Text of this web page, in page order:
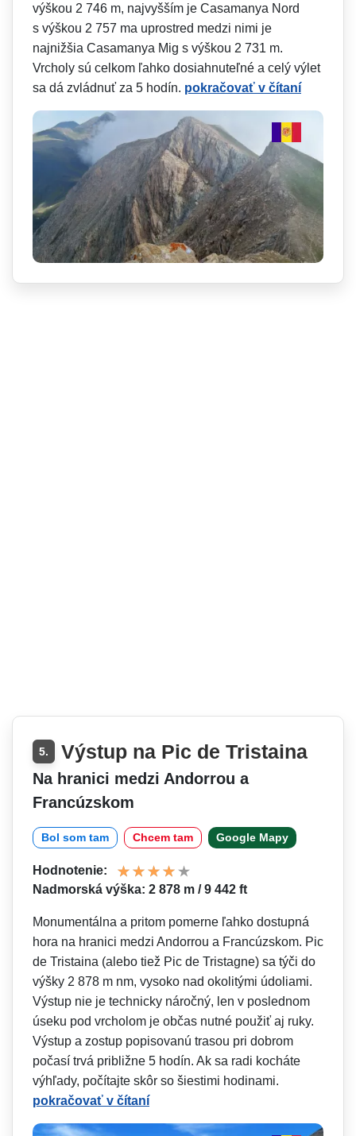
výškou 2 746 m, najvyšším je Casamanya Nord
s výškou 2 757 ma uprostred medzi nimi je
najnižšia Casamanya Mig s výškou 2 731 m.
Vrcholy sú celkom ľahko dosiahnuteľné a celý výlet
sa dá zvládnuť za 5 hodín. pokračovať v čítaní
5. Výstup na Pic de Tristaina
Na hranici medzi Andorrou a
Francúzskom
Bol som tam Chcem tam Google Mapy
Hodnotenie:
Nadmorská výška: 2 878 m / 9 442 ft
Monumentálna a pritom pomerne ľahko dostupná
hora na hranici medzi Andorrou a Francúzskom. Pic
de Tristaina (alebo tiež Pic de Tristagne) sa týči do
výšky 2 878 m nm, vysoko nad okolitými údoliami.
Výstup nie je technicky náročný, len v poslednom
úseku pod vrcholom je občas nutné použiť aj ruky.
Výstup a zostup popisovanú trasou pri dobrom
počasí trvá približne 5 hodín. Ak sa radi kocháte
výhľady, počítajte skôr so šiestimi hodinami.
pokračovať v čítaní